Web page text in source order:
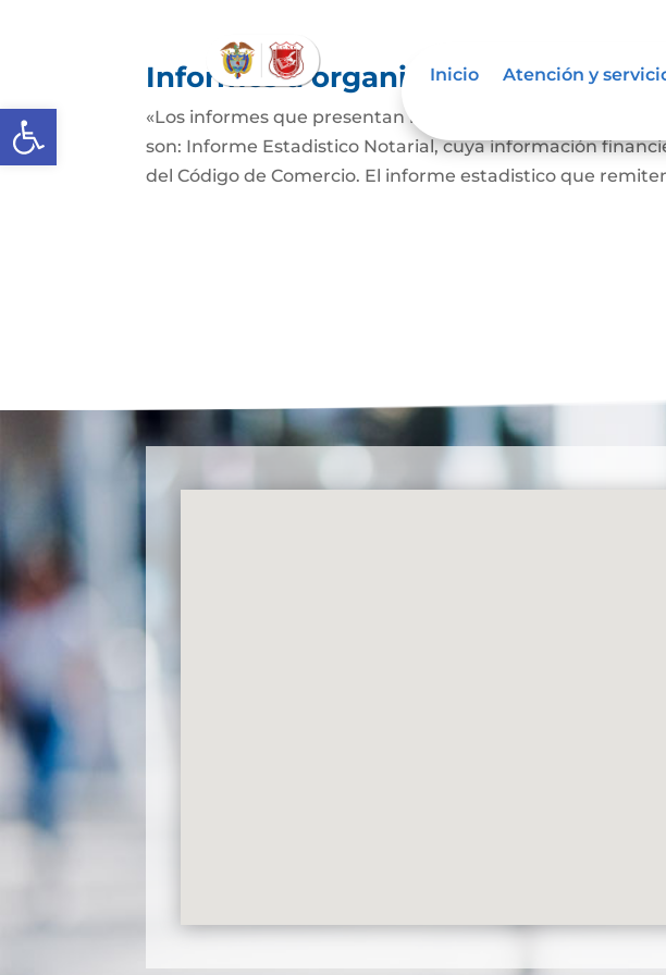
Abrir barra de herramientas
Inicio Atención y
Informes a organismos de
«Los informes que presentan los Señores Notarios a la
son: Informe Estadistico Notarial, cuya información
del Código de Comercio. El informe estadistico que